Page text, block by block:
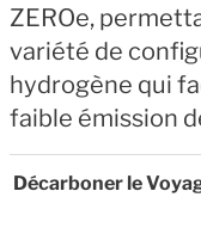
ZEROe,
variété de
hydrogène qui
faible émission
Décarboner le